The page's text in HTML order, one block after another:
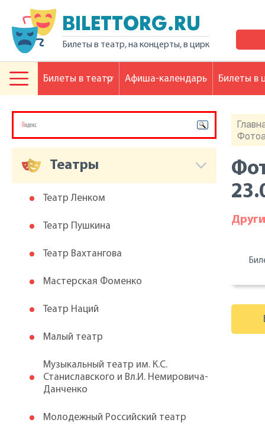
BILETTORG.RU
Билеты в театр, на концерты, в цирк
Театры
Театр Ленком
Театр Пушкина
Театр Вахтангова
Мастерская Фоменко
Театр Наций
Малый театр
Музыкальный театр им. К.С.
Станиславского и Вл.И. Немировича-
Данченко
Молодежный Российский театр
Билеты в театр Афиша-календарь Билеты в